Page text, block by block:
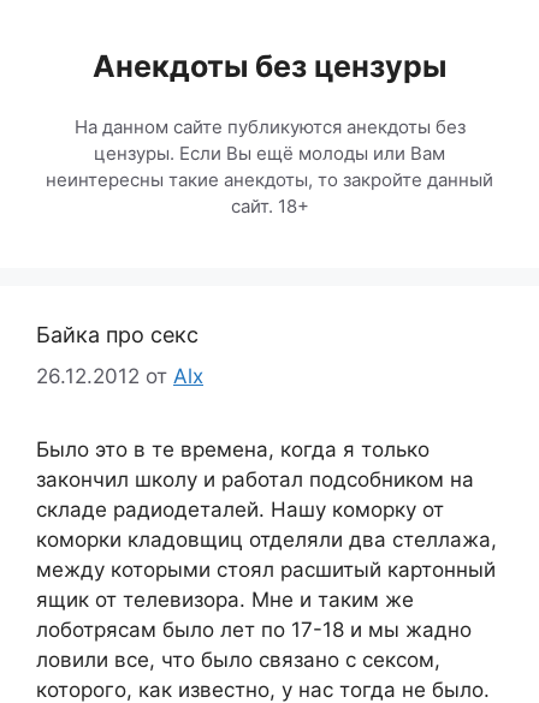
содержимомуАнекдоты без цензуры
На данном сайте публикуются анекдоты без
цензуры. Если Вы ещё молоды или Вам
неинтересны такие анекдоты, то закройте данный
сайт. 18+
Байка про секс
26.12.2012 от Alx
Было это в те времена, когда я только
закончил школу и работал подсобником на
складе радиодеталей. Нашу коморку от
коморки кладовщиц отделяли два стеллажа,
между которыми стоял расшитый картонный
ящик от телевизора. Мне и таким же
лоботрясам было лет по 17-18 и мы жадно
ловили все, что было связано с сексом,
которого, как известно, у нас тогда не было.